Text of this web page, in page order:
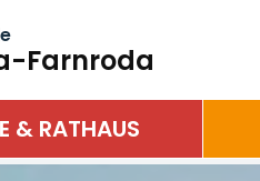
Farnroda
& RATHAUS